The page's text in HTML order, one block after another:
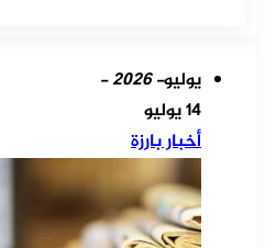
يوليو- 2026 -
14 يوليو
أخبار بارزة